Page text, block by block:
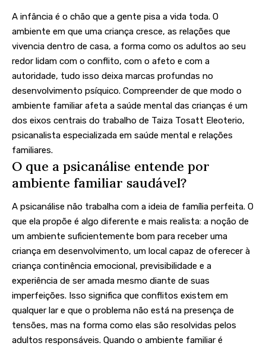
A infância é o chão que a gente pisa a vida toda. O
ambiente em que uma criança cresce, as relações que
vivencia dentro de casa, a forma como os adultos ao seu
redor lidam com o conflito, com o afeto e com a
autoridade, tudo isso deixa marcas profundas no
desenvolvimento psíquico. Compreender de que modo o
ambiente familiar afeta a saúde mental das crianças é um
dos eixos centrais do trabalho de Taiza Tosatt Eleoterio,
psicanalista especializada em saúde mental e relações
familiares.
O que a psicanálise entende por
ambiente familiar saudável?
A psicanálise não trabalha com a ideia de família perfeita. O
que ela propõe é algo diferente e mais realista: a noção de
um ambiente suficientemente bom para receber uma
criança em desenvolvimento, um local capaz de oferecer à
criança continência emocional, previsibilidade e a
experiência de ser amada mesmo diante de suas
imperfeições. Isso significa que conflitos existem em
qualquer lar e que o problema não está na presença de
tensões, mas na forma como elas são resolvidas pelos
adultos responsáveis. Quando o ambiente familiar é